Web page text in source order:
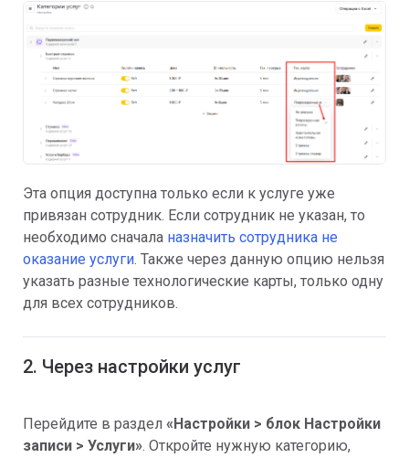
Эта опция доступна только если к услуге уже
привязан сотрудник. Если сотрудник не указан, то
необходимо сначала назначить сотрудника не
оказание услуги. Также через данную опцию нельзя
указать разные технологические карты, только одну
для всех сотрудников.
2. Через настройки услуг
Перейдите в раздел « Настройки > блок Настройки
записи > Услуги». Откройте нужную категорию,